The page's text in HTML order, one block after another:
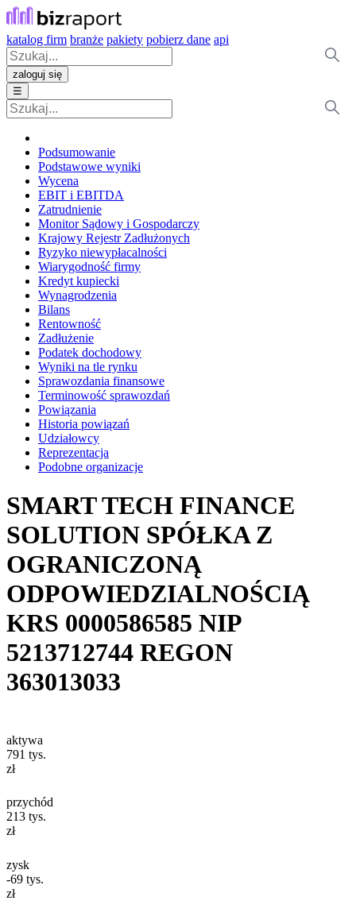
katalog firm branże pakiety pobierz dane api
zaloguj się
☰
Podsumowanie
Podstawowe wyniki
Wycena
EBIT i EBITDA
Zatrudnienie
Monitor Sądowy i Gospodarczy
Krajowy Rejestr Zadłużonych
Ryzyko niewypłacalności
Wiarygodność firmy
Kredyt kupiecki
Wynagrodzenia
Bilans
Rentowność
Zadłużenie
Podatek dochodowy
Wyniki na tle rynku
Sprawozdania finansowe
Terminowość sprawozdań
Powiązania
Historia powiązań
Udziałowcy
Reprezentacja
Podobne organizacje
SMART TECH FINANCE
SOLUTION SPÓŁKA Z
OGRANICZONĄ
ODPOWIEDZIALNOŚCIĄ
KRS 0000586585 NIP
5213712744 REGON
363013033
aktywa
791 tys.
zł
przychód
213 tys.
zł
zysk
-69 tys.
zł